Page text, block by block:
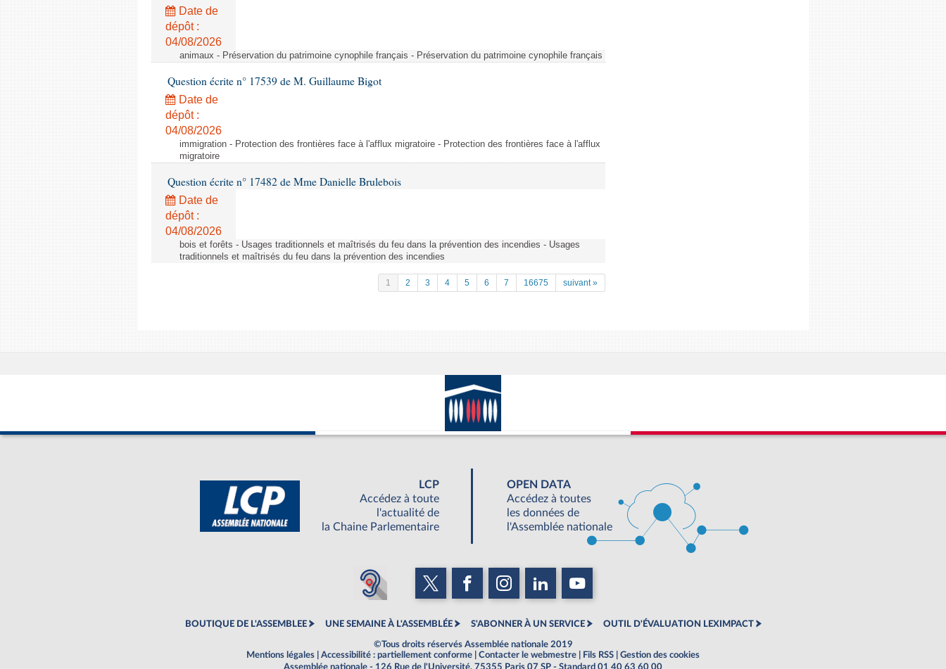
Date de
dépôt :
04/08/2026
animaux - Préservation du patrimoine cynophile français - Préservation du patrimoine cynophile français
Question écrite n° 17539 de M. Guillaume Bigot
Date de
dépôt :
04/08/2026
immigration - Protection des frontières face à l'afflux migratoire - Protection des frontières face à l'afflux
migratoire
Question écrite n° 17482 de Mme Danielle Brulebois
Date de
dépôt :
04/08/2026
bois et forêts - Usages traditionnels et maîtrisés du feu dans la prévention des incendies - Usages
traditionnels et maîtrisés du feu dans la prévention des incendies
1 2 3 4 5 6 7 16675 suivant »
LCP
Accédez à toute
l'actualité de
la Chaine Parlementaire
OPEN DATA
Accédez à toutes
les données de
l'Assemblée nationale
BOUTIQUE DE L'ASSEMBLEE UNE SEMAINE À L'ASSEMBLÉE S'ABONNER À UN SERVICE OUTIL D'ÉVALUATION LEXIMPACT
©Tous droits réservés Assemblée nationale 2019
Mentions légales
Accessibilité : partiellement conforme Contacter le webmestre Fils RSS
Gestion des cookies
Assemblée nationale - 126 Rue de l'Université, 75355 Paris 07 SP - Standard 01 40 63 60 00